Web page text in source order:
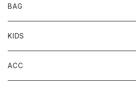
BAG
KIDS
ACC